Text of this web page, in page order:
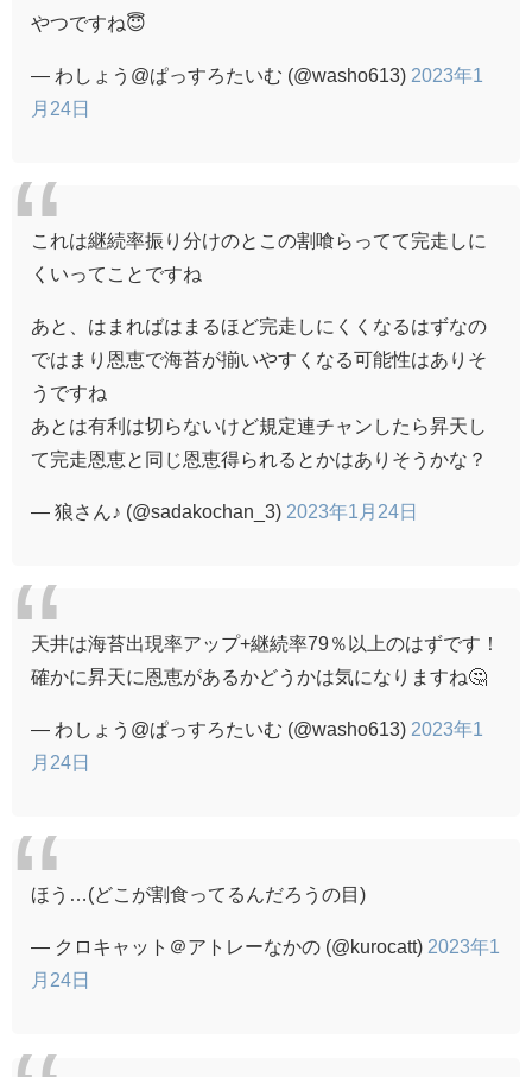
やつですね😇
— わしょう@ぱっすろたいむ (@washo613) 2023年1
月24日
これは継続率振り分けのとこの割喰らってて完走しに
くいってことですね
あと、はまればはまるほど完走しにくくなるはずなの
ではまり恩恵で海苔が揃いやすくなる可能性はありそ
うですね
あとは有利は切らないけど規定連チャンしたら昇天し
て完走恩恵と同じ恩恵得られるとかはありそうかな？
— 狼さん♪ (@sadakochan_3) 2023年1月24日
天井は海苔出現率アップ+継続率79％以上のはずです！
確かに昇天に恩恵があるかどうかは気になりますね🤔
— わしょう@ぱっすろたいむ (@washo613) 2023年1
月24日
ほう…(どこが割食ってるんだろうの目)
— クロキャット＠アトレーなかの (@kurocatt) 2023年1
月24日